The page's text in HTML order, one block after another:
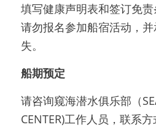
填写健康声明表和签订免
请勿报名参加船宿活动，
失。
船期预定
请咨询窥海潜水俱乐部（
CENTER)工作人员，联系方